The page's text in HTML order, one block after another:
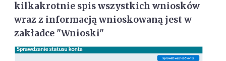
kilkakrotnie spis wszystkich wniosków
wraz z informacją wnioskowaną jest w
zakładce "Wnioski"